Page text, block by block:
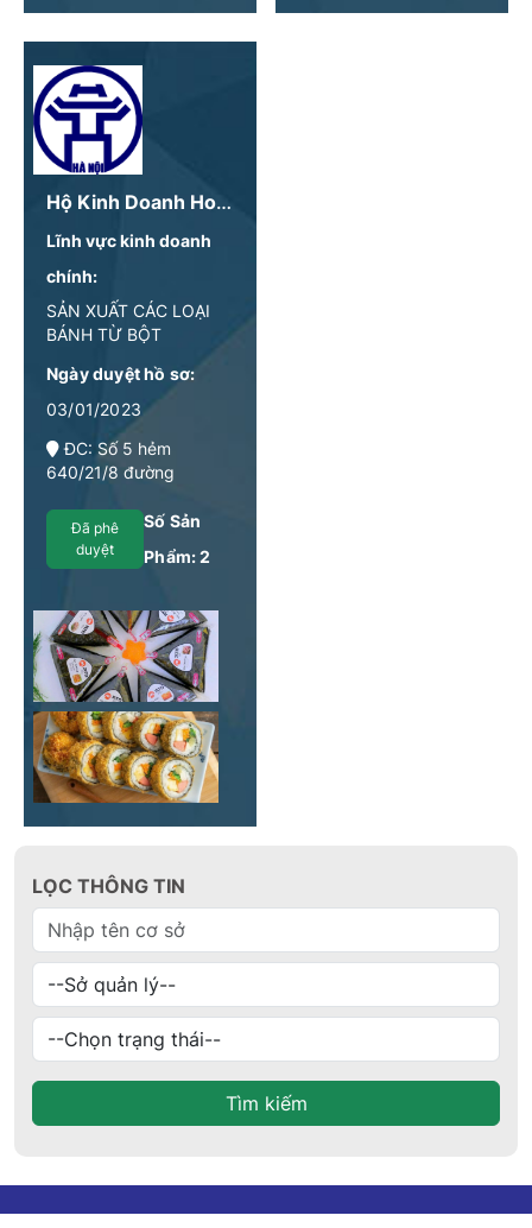
Hộ Kinh Doanh Hoa Tài
Lĩnh vực kinh doanh
chính:
SẢN XUẤT CÁC LOẠI
BÁNH TỪ BỘT
Ngày duyệt hồ sơ:
03/01/2023
ĐC: Số 5 hẻm
640/21/8 đường
Thụy, Long Biên, Hà Nội
Đã phê
duyệt
Số Sản
Phẩm:2
LỌC THÔNG TIN
Tìm kiếm